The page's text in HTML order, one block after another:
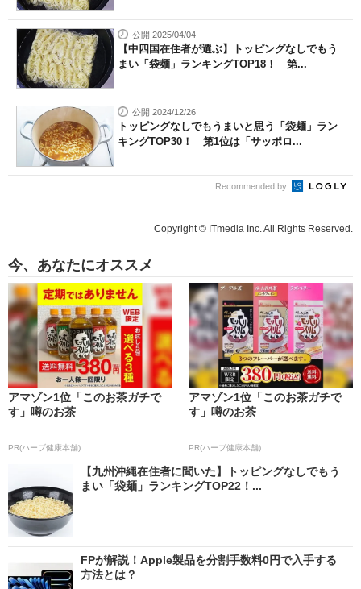
公開 2025/04/04
【中四国在住者が選ぶ】トッピングなしでもう
まい「袋麺」ランキングTOP18！ 第...
公開 2024/12/26
トッピングなしでもうまいと思う「袋麺」ラン
キングTOP30！ 第1位は「サッポロ...
Recommended by
Copyright © ITmedia Inc. All Rights Reserved.
今、あなたにオススメ
アマゾン1位「このお茶ガチで
す」噂のお茶
PR(ハーブ健康本舗)
アマゾン1位「このお茶ガチで
す」噂のお茶
PR(ハーブ健康本舗)
【九州沖縄在住者に聞いた】トッピングなしでもう
まい「袋麺」ランキングTOP22！...
FPが解説！Apple製品を分割手数料0円で入手する
方法とは？